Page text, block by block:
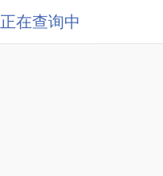
正在查询中